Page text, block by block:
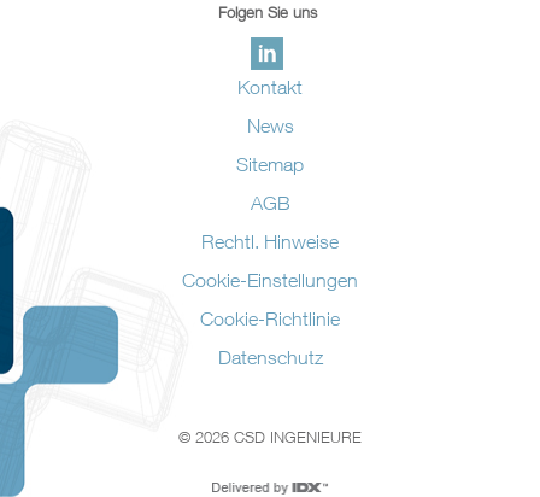
Folgen Sie uns
Kontakt
News
Sitemap
AGB
Rechtl. Hinweise
Cookie-Einstellungen
Cookie-Richtlinie
Datenschutz
© 2026 CSD INGENIEURE